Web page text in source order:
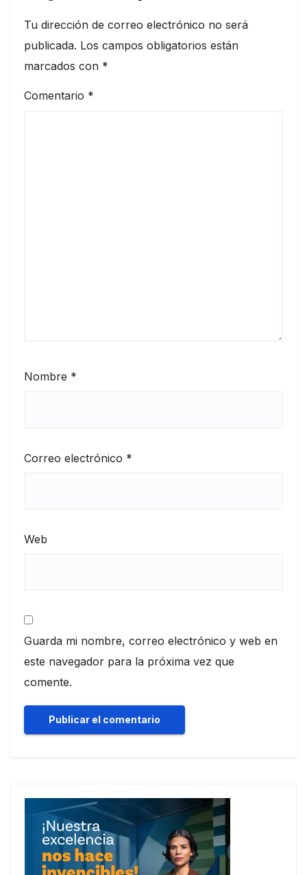
Tu dirección de correo electrónico no será
publicada. Los campos obligatorios están
marcados con *
Comentario *
Nombre *
Correo electrónico *
Web
Guarda mi nombre, correo electrónico y web en
este navegador para la próxima vez que
comente.